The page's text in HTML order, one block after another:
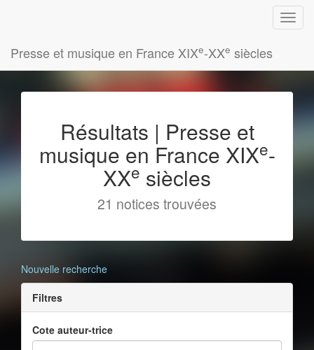
Presse et musique en France XIXe-XXe siècles
Résultats | Presse et
musique en France XIXe-
XXe siècles
21 notices trouvées
Nouvelle recherche
Filtres
Cote auteur-trice